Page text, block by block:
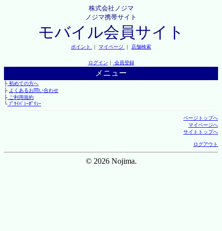
株式会社ノジマ
ノジマ携帯サイト
モバイル会員サイト
ポイント ｜ マイページ ｜ 店舗検索
ログイン ｜ 会員登録
メニュー
├初めての方へ
├ よくあるお問い合わせ
├ご利用規約
└ﾌﾟﾗｲﾊﾞｼｰﾎﾟﾘｼｰ
ページトップへ
マイページへ
サイトトップへ
ログアウト
© 2026 Nojima.